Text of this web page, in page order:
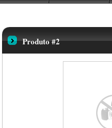
Produto #2